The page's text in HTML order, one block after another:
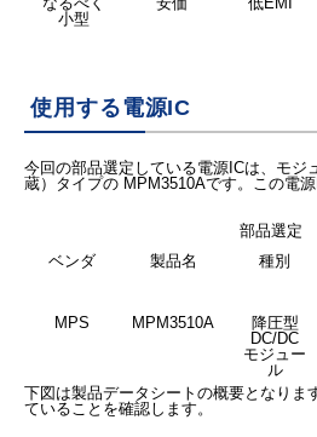
小型
使用する電源IC
今回の部品選定している電源ICは、モジ
蔵）タイプの MPM3510Aです。この電
部品選定
ベンダ
製品名 種別
MPS MPM3510A
降圧型
DC/DC
モジュー
ル
下図は製品データシートの概要となりま
ていることを確認します。